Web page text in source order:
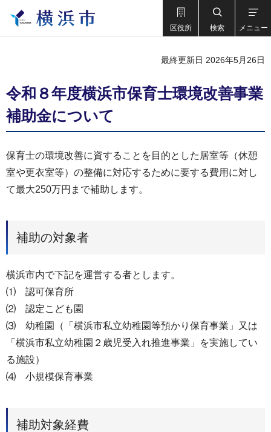
区役所 検索 メニュー
最終更新日 2026年5月26日
令和８年度横浜市保育士環境改善事業
補助金について
保育士の環境改善に資することを目的とした居室等（休憩
室や更衣室等）の整備に対応するために要する費用に対し
て最大250万円まで補助します。
補助の対象者
横浜市内で下記を運営する者とします。
⑴ 認可保育所
⑵ 認定こども園
⑶ 幼稚園（「横浜市私立幼稚園等預かり保育事業」又は
「横浜市私立幼稚園２歳児受入れ推進事業」を実施してい
る施設）
⑷ 小規模保育事業
補助対象経費